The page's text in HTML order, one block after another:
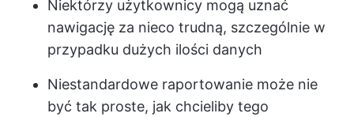
Niektórzy użytkownicy mogą uznać
nawigację za nieco trudną, szczególnie w
przypadku dużych ilości danych
Niestandardowe raportowanie może nie
być tak proste, jak chcieliby tego